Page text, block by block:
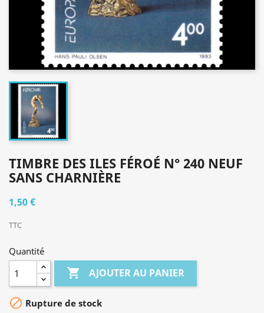
TIMBRE DES ILES FÉROÉ N° 240 NEUF
SANS CHARNIÈRE
1,50 €
TTC
Quantité
 AJOUTER AU PANIER
 Rupture de stock